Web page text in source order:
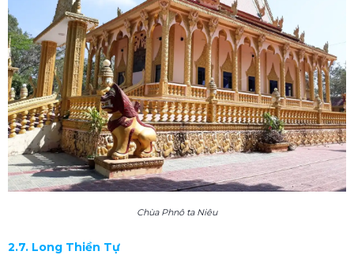
Chùa Phnô ta Niêu
2.7. Long Thiền Tự